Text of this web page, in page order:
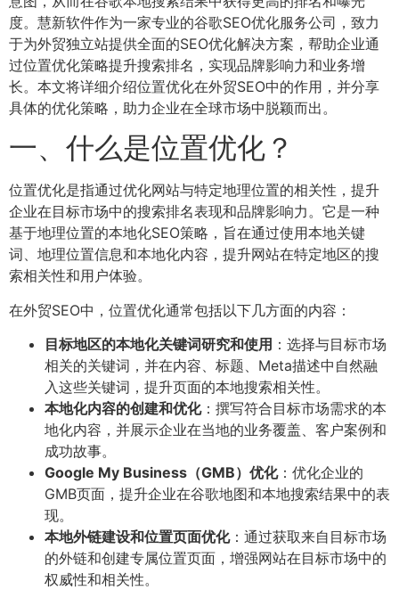
度。慧新软件作为一家专业的谷歌SEO优化服务公司，致力
于为外贸独立站提供全面的SEO优化解决方案，帮助企业通
过位置优化策略提升搜索排名，实现品牌影响力和业务增
长。本文将详细介绍位置优化在外贸SEO中的作用，并分享
具体的优化策略，助力企业在全球市场中脱颖而出。
一、什么是位置优化？
位置优化是指通过优化网站与特定地理位置的相关性，提升
企业在目标市场中的搜索排名表现和品牌影响力。它是一种
基于地理位置的本地化SEO策略，旨在通过使用本地关键
词、地理位置信息和本地化内容，提升网站在特定地区的搜
索相关性和用户体验。
在外贸SEO中，位置优化通常包括以下几方面的内容：
目标地区的本地化关键词研究和使用 ：选择与目标市场
相关的关键词，并在内容、标题、Meta描述中自然融
入这些关键词，提升页面的本地搜索相关性。
本地化内容的创建和优化：撰写符合目标市场需求的本
地化内容，并展示企业在当地的业务覆盖、客户案例和
成功故事。
Google My Business（GMB）优化：优化企业的
GMB页面，提升企业在谷歌地图和本地搜索结果中的表
现。
本地外链建设和位置页面优化：通过获取来自目标市场
的外链和创建专属位置页面，增强网站在目标市场中的
权威性和相关性。